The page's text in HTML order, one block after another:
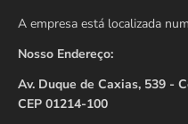
A empresa está localizada
Nosso Endereço:
Av. Duque de Caxias, 539 -
CEP 01214-100